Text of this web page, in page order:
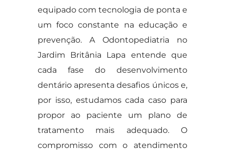
equipado com tecnologia de ponta e
um foco constante na educação e
prevenção. A Odontopediatria no
Jardim Britânia Lapa entende que
cada fase do desenvolvimento
dentário apresenta desafios únicos e,
por isso, estudamos cada caso para
propor ao paciente um plano de
tratamento mais adequado. O
compromisso com o atendimento